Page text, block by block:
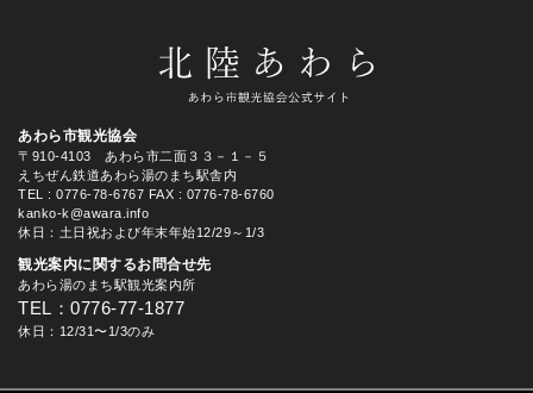
あわら市観光協会
〒910-4103 あわら市二面３３－１－５
えちぜん鉄道あわら湯のまち駅舎内
TEL
: 0776-78-6767 FAX : 0776-78-6760
kanko-k@awara.info
休日：土日祝および年末年始12/29～1/3
観光案内に関するお問合せ先
あわら湯のまち駅観光案内所
TEL：0776-77-1877
休日：12/31〜1/3のみ